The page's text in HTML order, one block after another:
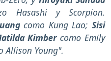
Hasashi y Scorpion.
como Kung Lao;Sisi
Kimbercomo Emily
Allison Young".